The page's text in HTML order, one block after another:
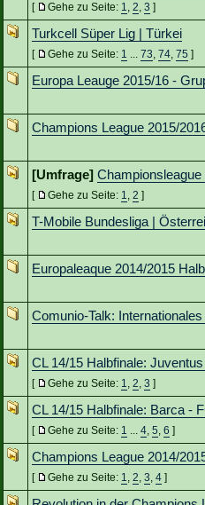
[ Gehe zu Seite: 1, 2, 3 ]
Turkcell Süper Lig | Türkei
[ Gehe zu Seite: 1 ... 73, 74, 75 ]
Europa Leauge 2015/16 -
Champions League 2015/
[Umfrage] Championsleague
[ Gehe zu Seite: 1, 2 ]
T-Mobile Bundesliga |
Europaleaque 2014/2015
Comunio-Talk:
CL 14/15 Halbfinale:
[ Gehe zu Seite: 1, 2, 3 ]
CL 14/15 Halbfinale: Barca -
[ Gehe zu Seite: 1 ... 4, 5, 6 ]
Champions League 2014/
[ Gehe zu Seite: 1, 2, 3, 4 ]